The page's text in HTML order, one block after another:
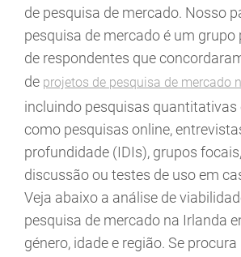
de pesquisa de mercado. Nosso
pesquisa de mercado é um grupo
de respondentes que
de projetos de pesquisa de mercado
incluindo pesquisas
como pesquisas online,
profundidade (IDIs), grupos
discussão ou testes de uso em
Veja abaixo a análise de
pesquisa de mercado na Irlanda
género, idade e região. Se